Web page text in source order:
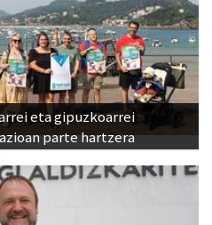
eta gipuzkoarrei
parte hartzera